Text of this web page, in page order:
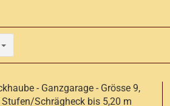
- Ganzgarage - Grösse 9,
Schrägheck bis 5,20 m